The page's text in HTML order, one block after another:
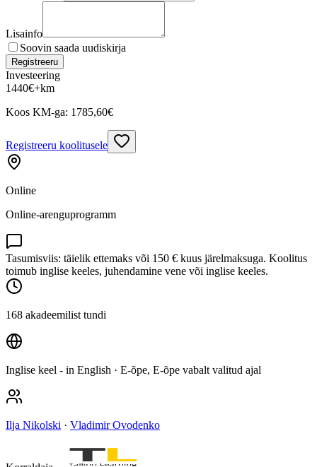
Lisainfo
Soovin saada uudiskirja
Registreeru
Investeering
1440€+km
Koos KM-ga: 1785,60€
Registreeru koolitusele
Online
Online-arenguprogramm
Tasumisviis: täielik ettemaks või 150 € kuus järelmaksuga. Koolitus
toimub inglise keeles, juhendamine vene või inglise keeles.
168 akadeemilist tundi
Inglise keel - in English · E-õpe, E-õpe vabalt valitud ajal
Ilja Nikolski · Vladimir Ovodenko